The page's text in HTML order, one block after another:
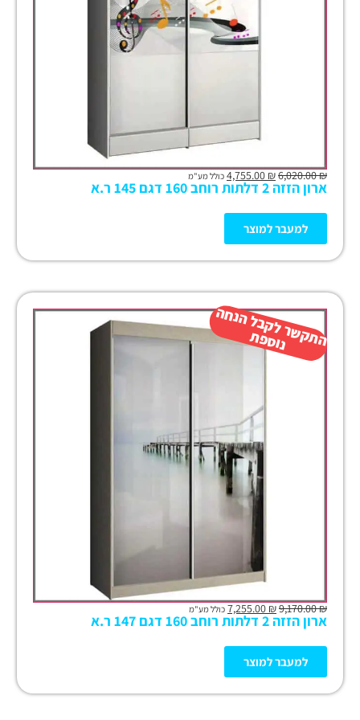
₪
6,020.00
₪ כולל מע"מ
ארון הזזה 2 דלתות רוחב 160 דגם 145 ר.א
למעבר למוצר
ה
ת
ק
ש
ר
ל
ק
ב
ל
הנ
ח
ה
נו
ס
פ
ת
₪
9,170.00
₪ כולל מע"מ
ארון הזזה 2 דלתות רוחב 160 דגם 147 ר.א
למעבר למוצר